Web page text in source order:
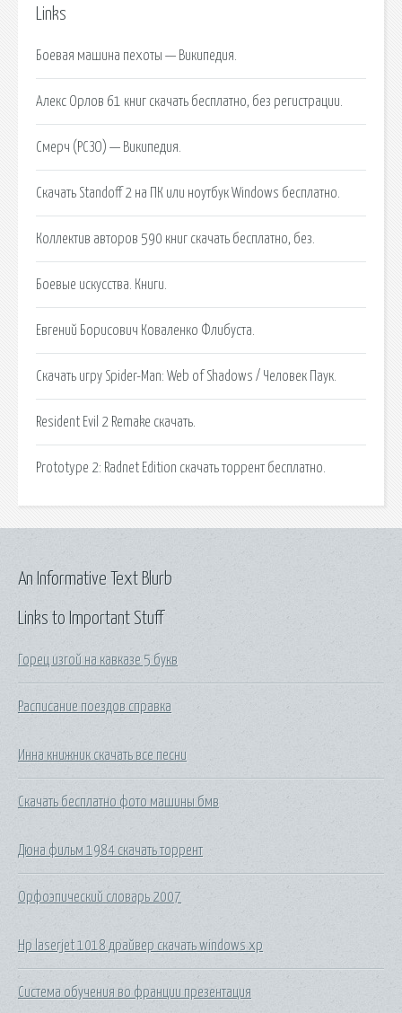
Links
Боевая машина пехоты — Википедия.
Алекс Орлов 61 книг скачать бесплатно, без регистрации.
Смерч (РСЗО) — Википедия.
Скачать Standoff 2 на ПК или ноутбук Windows бесплатно.
Коллектив авторов 590 книг скачать бесплатно, без.
Боевые искусства. Книги.
Евгений Борисович Коваленко Флибуста.
Скачать игру Spider-Man: Web of Shadows / Человек Паук.
Resident Evil 2 Remake скачать.
Prototype 2: Radnet Edition скачать торрент бесплатно.
Links to Important Stuff
Горец изгой на кавказе 5 букв
Расписание поездов справка
Инна книжник скачать все песни
Скачать бесплатно фото машины бмв
Дюна фильм 1984 скачать торрент
Орфоэпический словарь 2007
Hp laserjet 1018 драйвер скачать windows xp
Система обучения во франции презентация
An Informative Text Blurb